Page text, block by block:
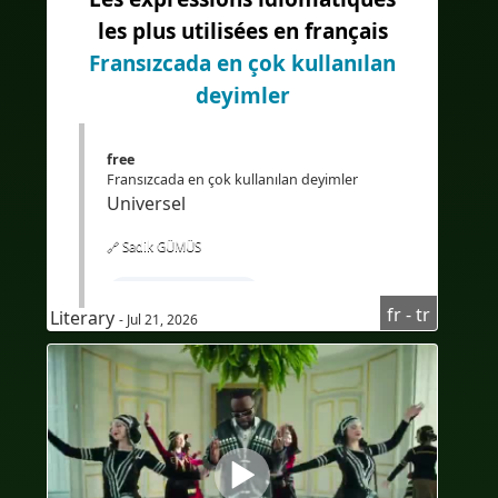
#Übersetzung
les plus utilisées en français
Fransızcada en çok kullanılan
deyimler
free
Fransızcada en çok kullanılan deyimler
Universel
🔗 Sadik GÜMÜS
#TürkçekonuşanlariçinFransızcakursu
#Fransızcadinlediğinianlama
#Audioenfrançais
#AudioFransızca
#sous-titresenturc
Literary - Jul 21, 2026 fr - tr